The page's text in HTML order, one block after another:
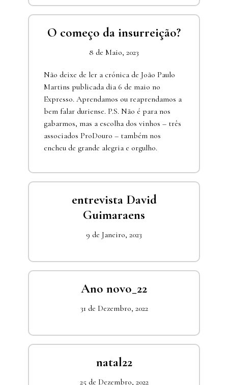
O começo da insurreição?
8 de Maio, 2023
Não deixe de ler a crónica de João Paulo
Martins publicada dia 6 de maio no
Expresso. Aprendamos ou reaprendamos a
bem falar duriense. P.S. Não é para nos
gabarmos, mas a escolha dos vinhos – três
associados ProDouro – também nos
encheu de grande alegria e orgulho.
entrevista David
Guimaraens
9 de Janeiro, 2023
Ano novo_22
31 de Dezembro, 2022
natal22
25 de Dezembro, 2022